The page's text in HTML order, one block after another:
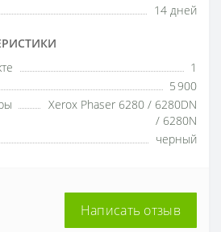
14 дней
1
5 900
Xerox Phaser 6280 / 6280DN
/ 6280N
черный
Написать отзыв